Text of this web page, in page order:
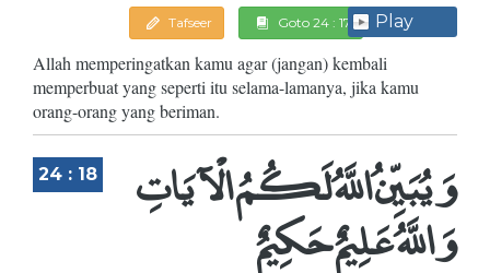
Tafseer Goto 24 : 17 Play
Allah memperingatkan kamu agar (jangan) kembali
memperbuat yang seperti itu selama-lamanya, jika kamu
orang-orang yang beriman.
24 : 18 وَيُبَيِّنُ اللَّهُ لَكُمُ الْآيَاتِ
وَاللَّهُ عَلِيمٌ حَكِيمٌ